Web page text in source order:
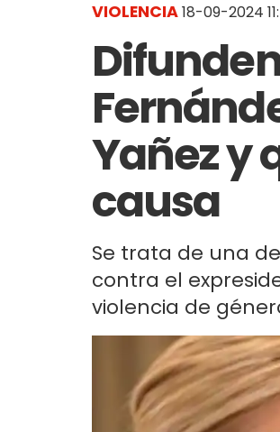
VIOLENCIA18-09-2024
Yañez y
causa
Se trata de una
contra el
violencia de